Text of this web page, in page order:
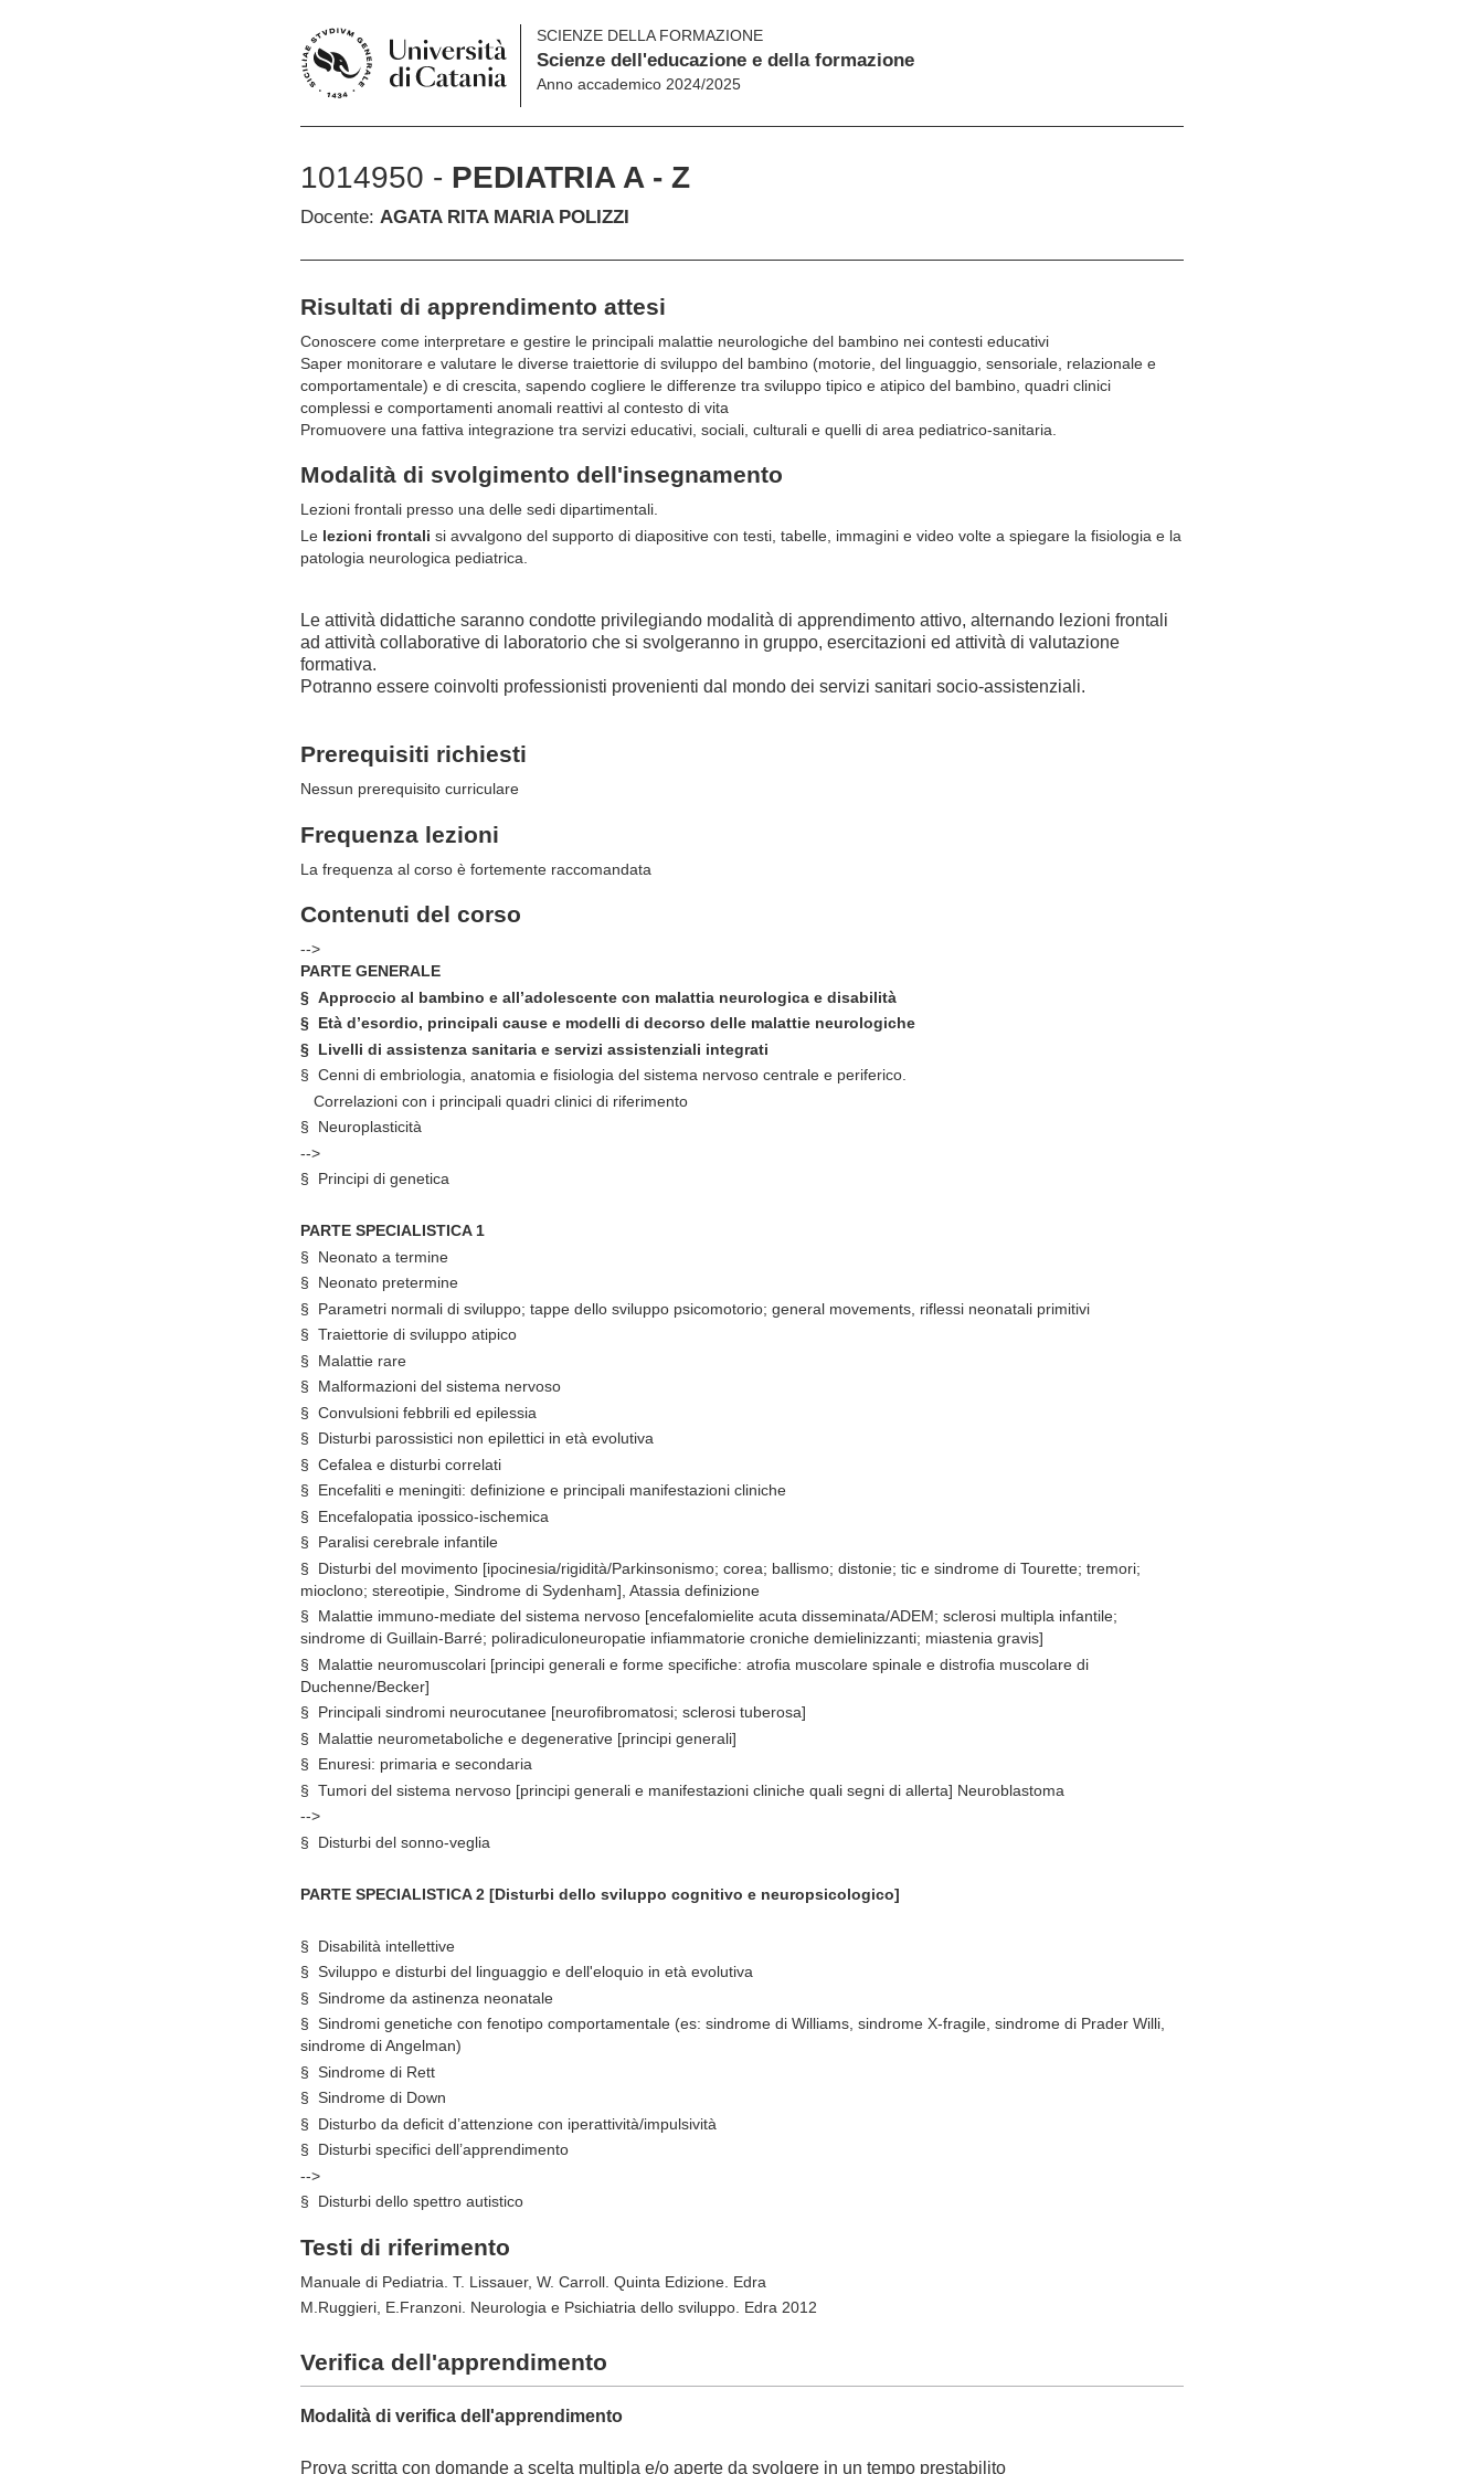
SCIENZE DELLA FORMAZIONE
Scienze dell'educazione e della formazione
Anno accademico 2024/2025
1014950 - PEDIATRIA A - Z
Docente: AGATA RITA MARIA POLIZZI
Risultati di apprendimento attesi
Conoscere come interpretare e gestire le principali malattie neurologiche del bambino nei contesti educativi
Saper monitorare e valutare le diverse traiettorie di sviluppo del bambino (motorie, del linguaggio, sensoriale, relazionale e
comportamentale) e di crescita, sapendo cogliere le differenze tra sviluppo tipico e atipico del bambino, quadri clinici
complessi e comportamenti anomali reattivi al contesto di vita
Promuovere una fattiva integrazione tra servizi educativi, sociali, culturali e quelli di area pediatrico-sanitaria.
Modalità di svolgimento dell'insegnamento
Lezioni frontali presso una delle sedi dipartimentali.
Le lezioni frontali si avvalgono del supporto di diapositive con testi, tabelle, immagini e video volte a spiegare la fisiologia e la
patologia neurologica pediatrica.
Le attività didattiche saranno condotte privilegiando modalità di apprendimento attivo, alternando lezioni frontali
ad attività collaborative di laboratorio che si svolgeranno in gruppo, esercitazioni ed attività di valutazione
formativa.
Potranno essere coinvolti professionisti provenienti dal mondo dei servizi sanitari socio-assistenziali.
Prerequisiti richiesti
Nessun prerequisito curriculare
Frequenza lezioni
La frequenza al corso è fortemente raccomandata
Contenuti del corso
-->
PARTE GENERALE
§ Approccio al bambino e all’adolescente con malattia neurologica e disabilità
§ Età d’esordio, principali cause e modelli di decorso delle malattie neurologiche
§ Livelli di assistenza sanitaria e servizi assistenziali integrati
§ Cenni di embriologia, anatomia e fisiologia del sistema nervoso centrale e periferico.
Correlazioni con i principali quadri clinici di riferimento
§
Neuroplasticità
-->
§
Principi di genetica
PARTE SPECIALISTICA 1
§
Neonato a termine
§
Neonato pretermine
§
Parametri normali di sviluppo; tappe dello sviluppo psicomotorio; general movements, riflessi neonatali primitivi
§ Traiettorie di sviluppo atipico
§
Malattie rare
§
Malformazioni del sistema nervoso
§ Convulsioni febbrili ed epilessia
§
Disturbi parossistici non epilettici in età evolutiva
§ Cefalea e disturbi correlati
§
Encefaliti e meningiti: definizione e principali manifestazioni cliniche
§
Encefalopatia ipossico-ischemica
§
Paralisi cerebrale infantile
§
Disturbi del movimento [ipocinesia/rigidità/Parkinsonismo; corea; ballismo; distonie; tic e sindrome di Tourette; tremori;
mioclono; stereotipie, Sindrome di Sydenham], Atassia definizione
§
Malattie immuno-mediate del sistema nervoso [encefalomielite acuta disseminata/ADEM; sclerosi multipla infantile;
sindrome di Guillain-Barré; poliradiculoneuropatie infiammatorie croniche demielinizzanti; miastenia gravis]
§
Malattie neuromuscolari [principi generali e forme specifiche: atrofia muscolare spinale e distrofia muscolare di
Duchenne/Becker]
§
Principali sindromi neurocutanee [neurofibromatosi; sclerosi tuberosa]
§
Malattie neurometaboliche e degenerative [principi generali]
§
Enuresi: primaria e secondaria
§ Tumori del sistema nervoso [principi generali e manifestazioni cliniche quali segni di allerta] Neuroblastoma
-->
§
Disturbi del sonno-veglia
PARTE SPECIALISTICA 2 [Disturbi dello sviluppo cognitivo e neuropsicologico]
§
Disabilità intellettive
§ Sviluppo e disturbi del linguaggio e dell'eloquio in età evolutiva
§ Sindrome da astinenza neonatale
§ Sindromi genetiche con fenotipo comportamentale (es: sindrome di Williams, sindrome X-fragile, sindrome di Prader Willi,
sindrome di Angelman)
§ Sindrome di Rett
§ Sindrome di Down
§
Disturbo da deficit d’attenzione con iperattività/impulsività
§
Disturbi specifici dell’apprendimento
-->
§
Disturbi dello spettro autistico
Testi di riferimento
Manuale di Pediatria. T. Lissauer, W. Carroll. Quinta Edizione. Edra
M.Ruggieri, E.Franzoni. Neurologia e Psichiatria dello sviluppo. Edra 2012
Verifica dell'apprendimento
Modalità di verifica dell'apprendimento
Prova scritta con domande a scelta multipla e/o aperte da svolgere in un tempo prestabilito